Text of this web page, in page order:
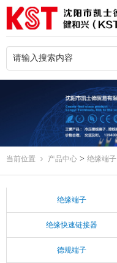
当前位置 产品中心 > 绝缘端子
绝缘端子
绝缘快速链接器
德规端子